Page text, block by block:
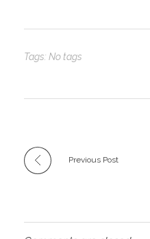
Tags: No tags
Previous Post